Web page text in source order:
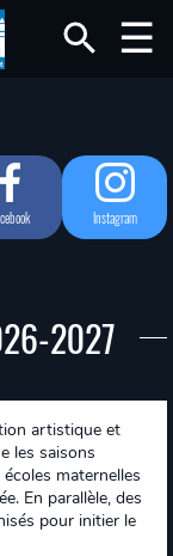
Instagram
2027
artistique et
les saisons
maternelles
En parallèle, des
pour initier le